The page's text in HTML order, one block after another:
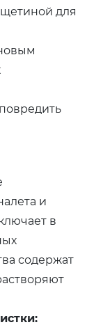
для
и
в
содержат